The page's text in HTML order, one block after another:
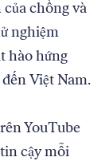
chồng và
nghiệm
hào hứng
Việt Nam.
YouTube
cậy mỗi